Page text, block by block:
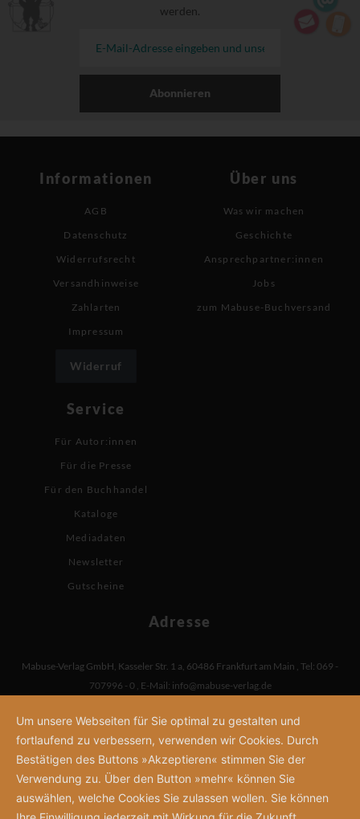
werden.
Abonnieren
Informationen
AGB
Datenschutz
Widerrufsrecht
Versandhinweise
Zahlarten
Impressum
Widerruf
Über uns
Was wir machen
Geschichte
Ansprechpartner:innen
Jobs
zum Mabuse-Buchversand
Service
Für Autor:innen
Für die Presse
Für den Buchhandel
Kataloge
Mediadaten
Newsletter
Gutscheine
Adresse
Mabuse-Verlag GmbH, Kasseler Str. 1 a, 60486 Frankfurt am Main , Tel: 069 -
707996 - 0 , E-Mail: info@mabuse-verlag.de
Um unsere Webseiten für Sie optimal zu gestalten und
fortlaufend zu verbessern, verwenden wir Cookies. Durch
Bestätigen des Buttons »Akzeptieren« stimmen Sie der
Verwendung zu. Über den Button »mehr« können Sie
auswählen, welche Cookies Sie zulassen wollen. Sie können